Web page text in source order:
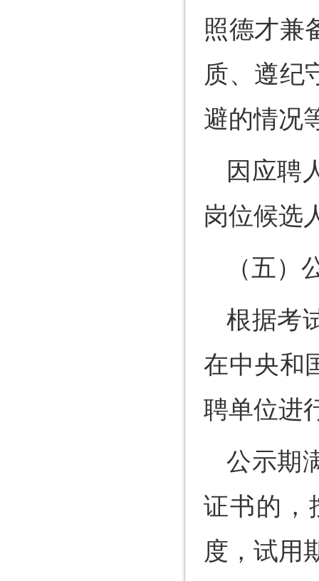
照德才兼
质、遵纪
避的情况
因应聘
岗位候选
（五）
根据考
在中央和
聘单位进
公示期
证书的，
度，试用